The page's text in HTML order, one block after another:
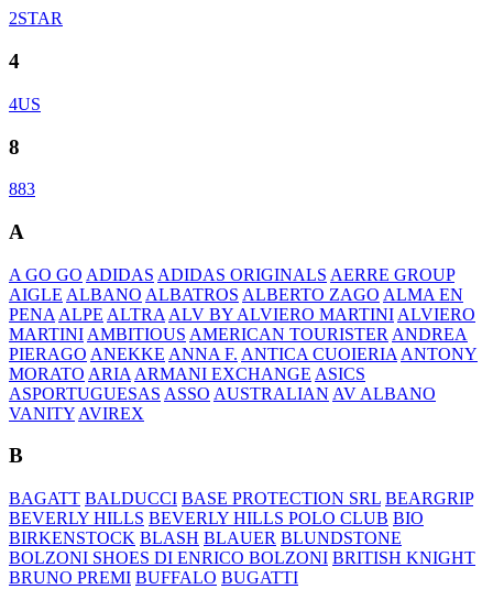
2STAR
4
4US
8
883
A
A GO GO ADIDAS ADIDAS ORIGINALS AERRE GROUP
AIGLE ALBANO ALBATROS ALBERTO ZAGO ALMA EN
PENA ALPE ALTRA ALV BY ALVIERO MARTINI ALVIERO
MARTINI AMBITIOUS AMERICAN TOURISTER ANDREA
PIERAGO ANEKKE ANNA F. ANTICA CUOIERIA ANTONY
MORATO ARIA ARMANI EXCHANGE ASICS
ASPORTUGUESAS ASSO AUSTRALIAN AV ALBANO
VANITY AVIREX
B
BAGATT BALDUCCI BASE PROTECTION SRL BEARGRIP
BEVERLY HILLS BEVERLY HILLS POLO CLUB BIO
BIRKENSTOCK BLASH BLAUER BLUNDSTONE
BOLZONI SHOES DI ENRICO BOLZONI BRITISH KNIGHT
BRUNO PREMI BUFFALO BUGATTI